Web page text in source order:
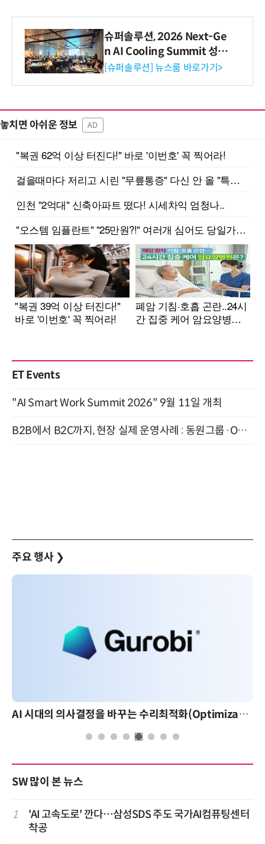
슈퍼솔루션, 2026 Next-Ge
n AI Cooling Summit 성황
리 성료
[슈퍼솔루션] 뉴스룸 바로가기>
놓치면 아쉬운 정보 AD
ET Events
"AI Smart Work Summit 2026" 9월 11일 개최
B2B에서 B2C까지, 현장 실제 운영사례 : 동원그룹·OCI·다이닝브랜즈그룹·당근 (8/27)
주요 행사 ❯
AI 시대의 의사결정을 바꾸는 수리최적화(Optimization): 실제 산업 적용 사례와 활용 전략
SW 많이 본 뉴스
1
'AI 고속도로' 깐다…삼성SDS 주도 국가AI컴퓨팅센터
착공